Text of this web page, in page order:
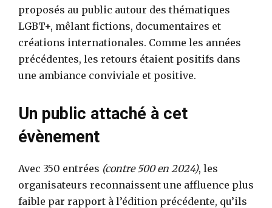
proposés au public autour des thématiques
LGBT+, mêlant fictions, documentaires et
créations internationales. Comme les années
précédentes, les retours étaient positifs dans
une ambiance conviviale et positive.
Un public attaché à cet
évènement
Avec 350 entrées (contre 500 en 2024), les
organisateurs reconnaissent une affluence plus
faible par rapport à l’édition précédente, qu’ils